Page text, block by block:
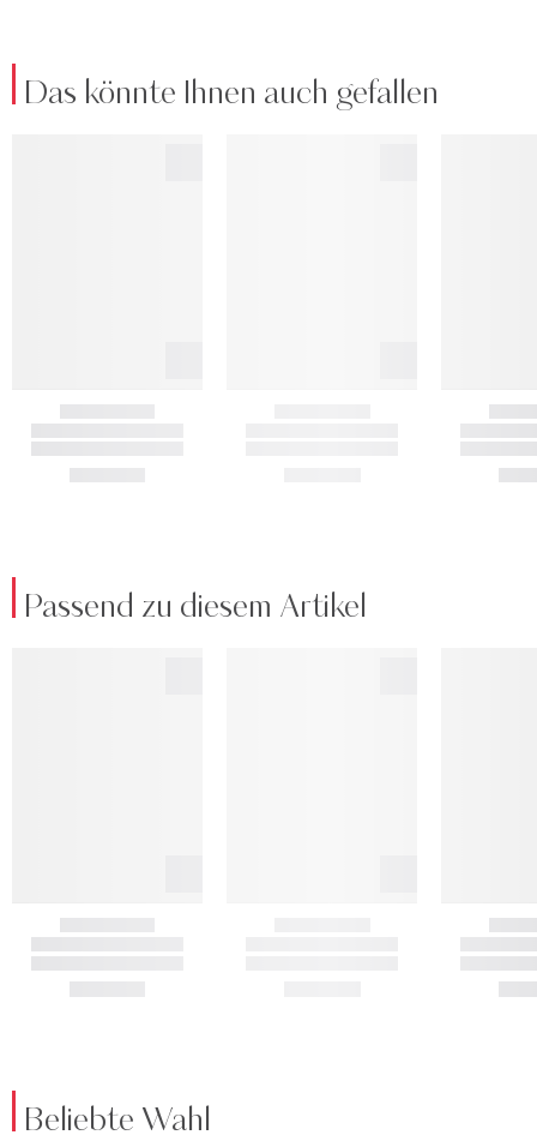
Das könnte Ihnen auch gefallen
Passend zu diesem Artikel
Beliebte Wahl